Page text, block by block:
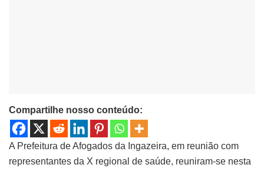
Compartilhe nosso conteúdo:
A Prefeitura de Afogados da Ingazeira, em reunião com
representantes da X regional de saúde, reuniram-se nesta